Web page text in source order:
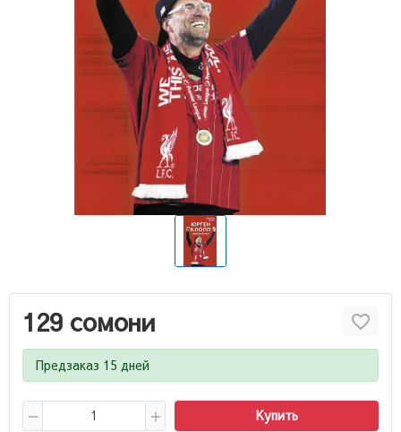
129 сомони
Предзаказ 15 дней
Купить